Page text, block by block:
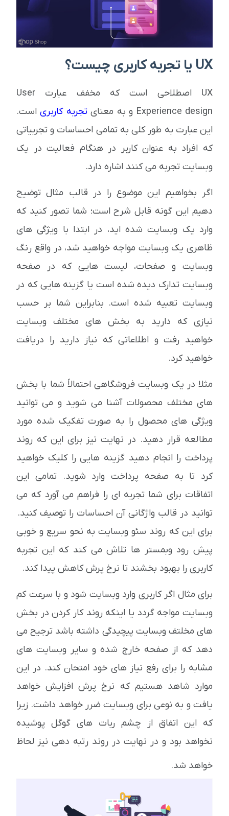
UX یا تجربه کاربری چیست؟
UX اصطلاحی است که مخفف عبارت User
Experience design و به معنای
تجربه کاربریاست.
این عبارت به طور کلی به تمامی احساسات و تجربیاتی
که افراد به عنوان کاربر در هنگام فعالیت در یک
وبسایت تجربه می کنند اشاره دارد.
اگر بخواهیم این موضوع را در قالب مثال توضیح
دهیم این گونه قابل شرح است؛ شما تصور کنید که
وارد یک وبسایت شده اید، در ابتدا با ویژگی های
ظاهری یک وبسایت مواجه خواهید شد، در واقع رنگ
وبسایت و صفحات، لیست هایی که در صفحه
وبسایت تدارک دیده شده است یا گزینه هایی که در
وبسایت تعبیه شده است. بنابراین شما بر حسب
نیازی که دارید به بخش های مختلف وبسایت
خواهید رفت و اطلاعاتی که نیاز دارید را دریافت
خواهید کرد.
مثلا در یک وبسایت فروشگاهی احتمالاً شما با بخش
های مختلف محصولات آشنا می شوید و می توانید
ویژگی های محصول را به صورت تفکیک شده مورد
مطالعه قرار دهید. در نهایت نیز برای این که روند
پرداخت را انجام دهید گزینه هایی را کلیک خواهید
کرد تا به صفحه پرداخت وارد شوید. تمامی این
اتفاقات برای شما تجربه ای را فراهم می آورد که می
توانید در قالب واژگانی آن احساسات را توصیف کنید.
برای این که روند سئو وبسایت به نحو سریع و خوبی
پیش رود وبمستر ها تلاش می کند که این تجربه
کاربری را بهبود بخشند تا نرخ پرش کاهش پیدا کند.
برای مثال اگر کاربری وارد وبسایت شود و با سرعت کم
وبسایت مواجه گردد یا اینکه روند کار کردن در بخش
های مخلتف وبسایت پیچیدگی داشته باشد ترجیح می
دهد که از صفحه خارج شده و سایر وبسایت های
مشابه را برای رفع نیاز های خود امتحان کند. در این
موارد شاهد هستیم که نرخ پرش افزایش خواهد
یافت و به نوعی برای وبسایت ضرر خواهد داشت. زیرا
که این اتفاق از چشم ربات های گوگل پوشیده
نخواهد بود و در نهایت در روند رتبه دهی نیز لحاظ
خواهد شد.